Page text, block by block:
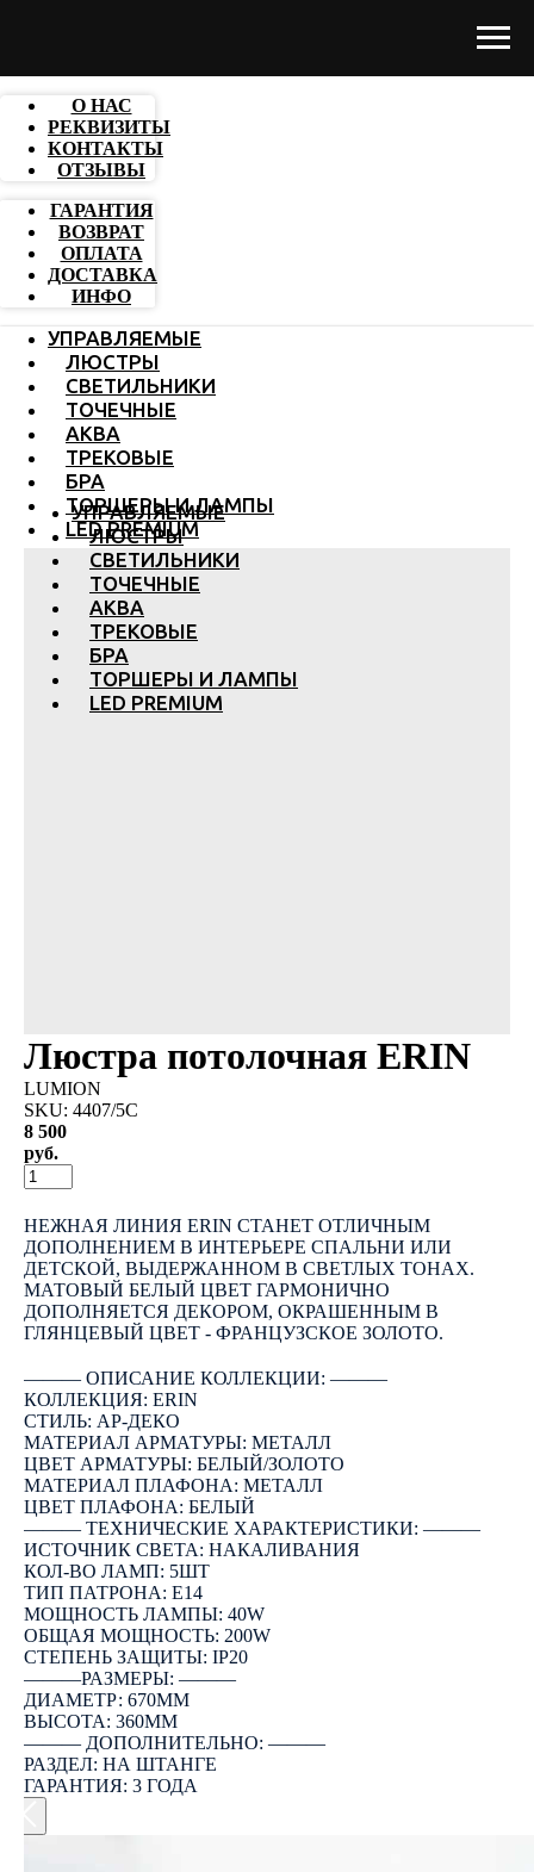
О НАС
РЕКВИЗИТЫ
КОНТАКТЫ
ОТЗЫВЫ
ГАРАНТИЯ
ВОЗВРАТ
ОПЛАТА
ДОСТАВКА
ИНФО
УПРАВЛЯЕМЫЕ
ЛЮСТРЫ
СВЕТИЛЬНИКИ
ТОЧЕЧНЫЕ
АКВА
ТРЕКОВЫЕ
БРА
ТОРШЕРЫ И ЛАМПЫ
LED PREMIUM
УПРАВЛЯЕМЫЕ
ЛЮСТРЫ
СВЕТИЛЬНИКИ
ТОЧЕЧНЫЕ
АКВА
ТРЕКОВЫЕ
БРА
ТОРШЕРЫ И ЛАМПЫ
LED PREMIUM
Люстра потолочная ERIN
LUMION
SKU: 4407/5C
8 500
руб.
НЕЖНАЯ ЛИНИЯ ERIN СТАНЕТ ОТЛИЧНЫМ
ДОПОЛНЕНИЕМ В ИНТЕРЬЕРЕ СПАЛЬНИ ИЛИ
ДЕТСКОЙ, ВЫДЕРЖАННОМ В СВЕТЛЫХ ТОНАХ.
МАТОВЫЙ БЕЛЫЙ ЦВЕТ ГАРМОНИЧНО
ДОПОЛНЯЕТСЯ ДЕКОРОМ, ОКРАШЕННЫМ В
ГЛЯНЦЕВЫЙ ЦВЕТ - ФРАНЦУЗСКОЕ ЗОЛОТО.
――― ОПИСАНИЕ КОЛЛЕКЦИИ: ―――
КОЛЛЕКЦИЯ: ERIN
СТИЛЬ: АР-ДЕКО
МАТЕРИАЛ АРМАТУРЫ: МЕТАЛЛ
ЦВЕТ АРМАТУРЫ: БЕЛЫЙ/ЗОЛОТО
МАТЕРИАЛ ПЛАФОНА: МЕТАЛЛ
ЦВЕТ ПЛАФОНА: БЕЛЫЙ
――― ТЕХНИЧЕСКИЕ ХАРАКТЕРИСТИКИ: ―――
ИСТОЧНИК СВЕТА: НАКАЛИВАНИЯ
КОЛ-ВО ЛАМП: 5ШТ
ТИП ПАТРОНА: E14
МОЩНОСТЬ ЛАМПЫ: 40W
ОБЩАЯ МОЩНОСТЬ: 200W
СТЕПЕНЬ ЗАЩИТЫ: IP20
―――РАЗМЕРЫ: ―――
ДИАМЕТР: 670ММ
ВЫСОТА: 360ММ
――― ДОПОЛНИТЕЛЬНО: ―――
РАЗДЕЛ: НА ШТАНГЕ
ГАРАНТИЯ: 3 ГОДА